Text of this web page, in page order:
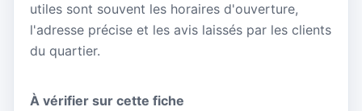
utiles sont souvent les horaires d'ouverture,
l'adresse précise et les avis laissés par les clients
du quartier.
À vérifier sur cette fiche